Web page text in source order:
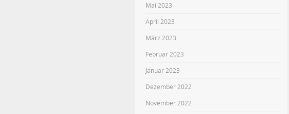
Mai 2023
April 2023
März 2023
Februar 2023
Januar 2023
Dezember 2022
November 2022